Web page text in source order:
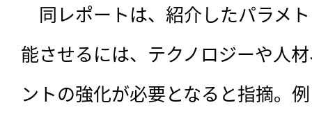
同レポートは、紹介したパラメ
能させるには、テクノロジーや人
ントの強化が必要となると指摘。